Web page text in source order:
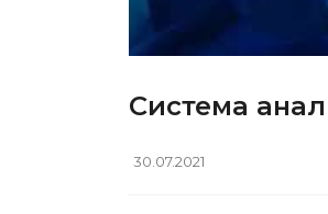
Система
30.07.2021